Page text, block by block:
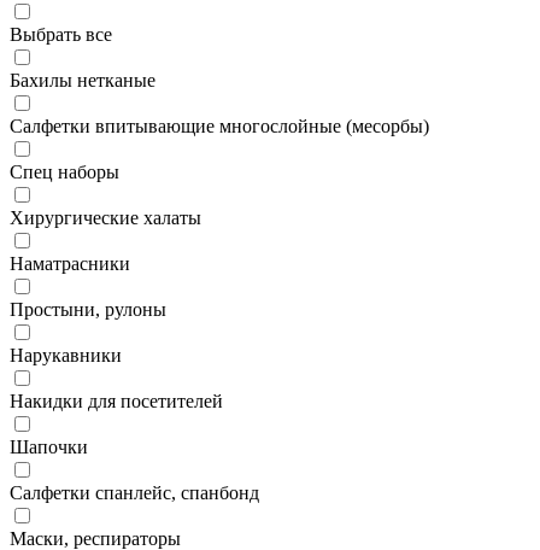
Выбрать все
Бахилы нетканые
Салфетки впитывающие многослойные (месорбы)
Спец наборы
Хирургические халаты
Наматрасники
Простыни, рулоны
Нарукавники
Накидки для посетителей
Шапочки
Салфетки спанлейс, спанбонд
Маски, респираторы